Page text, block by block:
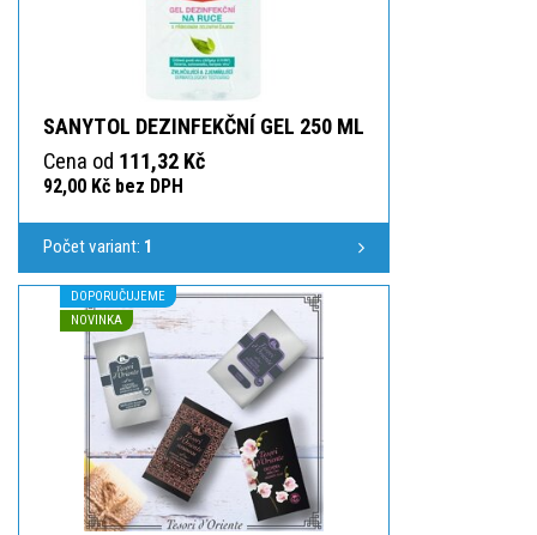
SANYTOL DEZINFEKČNÍ GEL 250 ML
Cena od 111,32 Kč
92,00 Kč bez DPH
Počet variant: 1
DOPORUČUJEME
NOVINKA